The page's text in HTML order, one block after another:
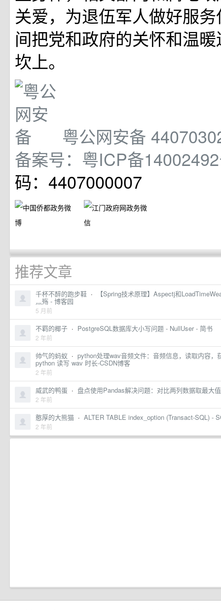
关爱，为退伍军人做好服
间把党和政府的关怀和温
坎上。
粤公网安备
备案号：粤ICP备
码：4407000007
推荐文章
千杯不醉的跑步鞋 · 【Spring技术原理】Aspectj和
灬殇 - 博客园
5 月前
不羁的椰子 · PostgreSQL数据库大小写问题 - NullUser - 简书
2 年前
帅气的蚂蚁 · python处理wav音频文件：音频信息，读取内容
python 读写 wav 时长-CSDN博客
2 年前
威武的鸭蛋 · 盘点使用Pandas解决问题：对比两列数据取最大
2 年前
憨厚的大熊猫 · ALTER TABLE index_option (Transact-SQL) -
2 年前